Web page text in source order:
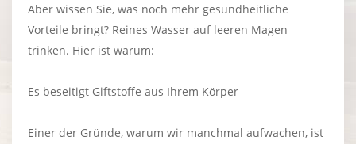
Aber wissen Sie, was noch mehr gesundheitliche
Vorteile bringt? Reines Wasser auf leeren Magen
trinken. Hier ist warum:
Es beseitigt Giftstoffe aus Ihrem Körper
Einer der Gründe, warum wir manchmal aufwachen, ist